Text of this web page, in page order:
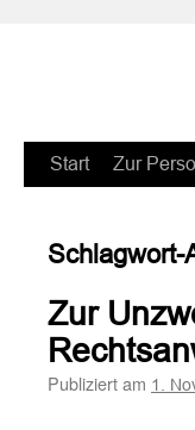
Zum
springen
Start Zur
Schlagwort-
Zur
Publiziert am 1.